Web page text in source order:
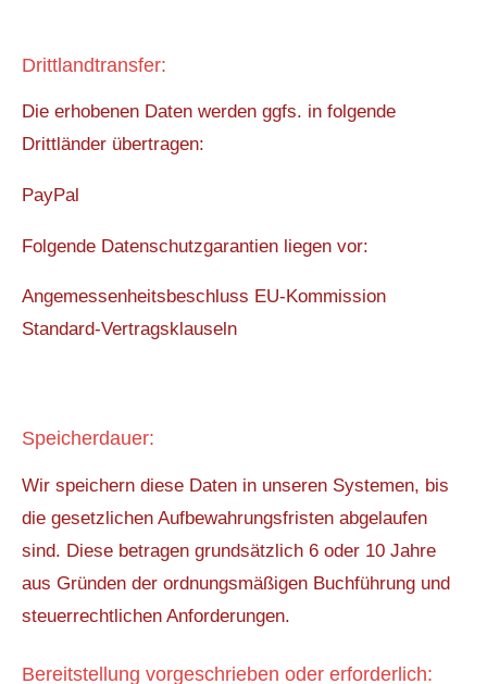
Drittlandtransfer:
Die erhobenen Daten werden ggfs. in folgende
Drittländer übertragen:
PayPal
Folgende Datenschutzgarantien liegen vor:
Angemessenheitsbeschluss EU-Kommission
Standard-Vertragsklauseln
Speicherdauer:
Wir speichern diese Daten in unseren Systemen, bis
die gesetzlichen Aufbewahrungsfristen abgelaufen
sind. Diese betragen grundsätzlich 6 oder 10 Jahre
aus Gründen der ordnungsmäßigen Buchführung und
steuerrechtlichen Anforderungen.
Bereitstellung vorgeschrieben oder erforderlich: